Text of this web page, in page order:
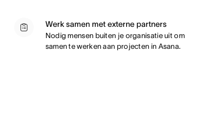
Werk samen met externe partners
Nodig mensen buiten je organisatie uit om
samen te werken aan projecten in Asana.